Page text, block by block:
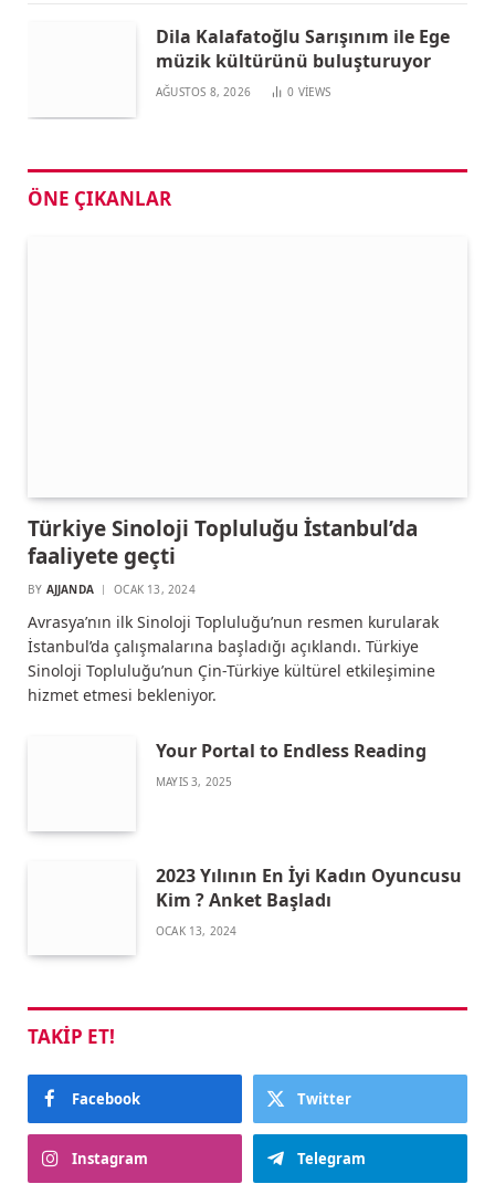
Dila Kalafatoğlu Sarışınım ile Ege
müzik kültürünü buluşturuyor
AĞUSTOS 8, 2026 0 VIEWS
ÖNE ÇIKANLAR
Türkiye Sinoloji Topluluğu İstanbul’da
faaliyete geçti
BY AJJANDA OCAK 13, 2024
Avrasya’nın ilk Sinoloji Topluluğu’nun resmen kurularak
İstanbul’da çalışmalarına başladığı açıklandı. Türkiye
Sinoloji Topluluğu’nun Çin-Türkiye kültürel etkileşimine
hizmet etmesi bekleniyor.
Your Portal to Endless Reading
MAYIS 3, 2025
2023 Yılının En İyi Kadın Oyuncusu
Kim ? Anket Başladı
OCAK 13, 2024
TAKIP ET!
Facebook Twitter
Instagram Telegram